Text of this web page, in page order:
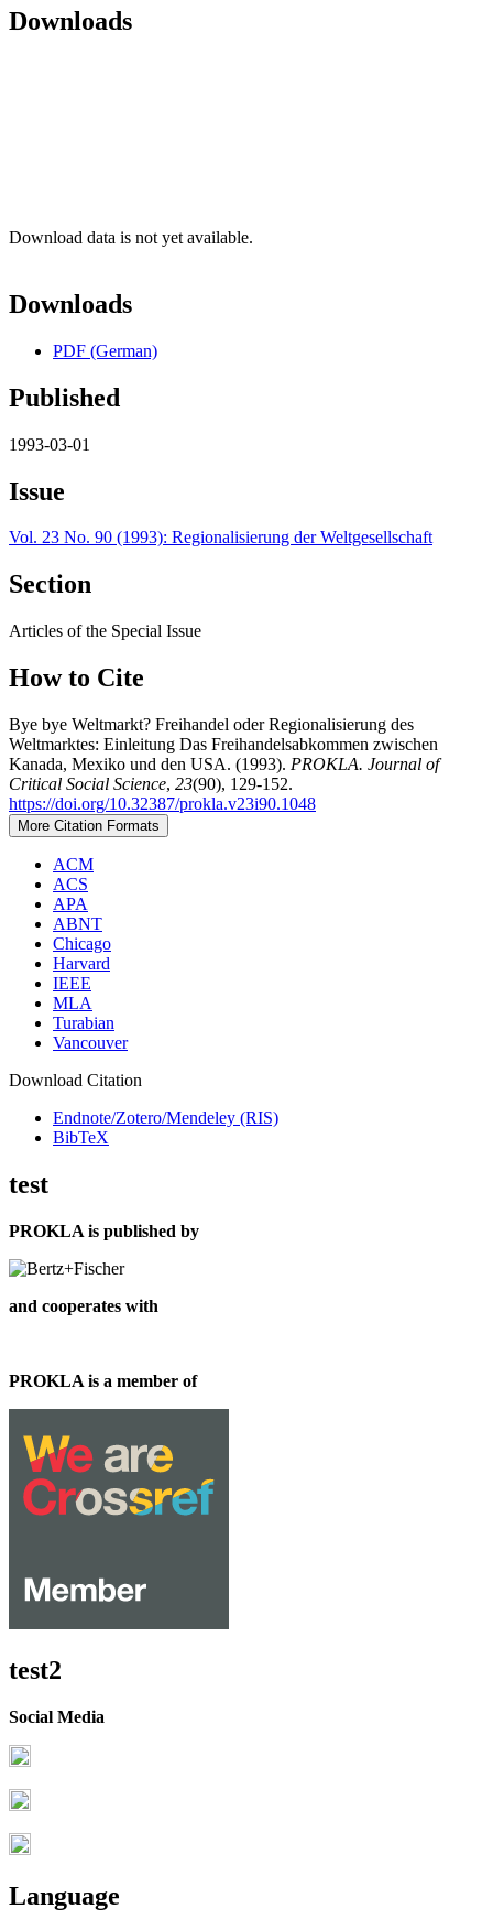
Downloads
Download data is not yet available.
Downloads
PDF (German)
Published
1993-03-01
Issue
Vol. 23 No. 90 (1993): Regionalisierung der Weltgesellschaft
Section
Articles of the Special Issue
How to Cite
Bye bye Weltmarkt? Freihandel oder Regionalisierung des
Weltmarktes: Einleitung Das Freihandelsabkommen zwischen
Kanada, Mexiko und den USA. (1993). PROKLA. Journal of
Critical Social Science, 23(90), 129-152.
https://doi.org/10.32387/prokla.v23i90.1048
More Citation Formats
ACM
ACS
APA
ABNT
Chicago
Harvard
IEEE
MLA
Turabian
Vancouver
Download Citation
Endnote/Zotero/Mendeley (RIS)
BibTeX
test
PROKLA is published by
and cooperates with
PROKLA is a member of
test2
Social Media
Language